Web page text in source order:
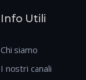
Info Utili
Chi siamo
I nostri canali